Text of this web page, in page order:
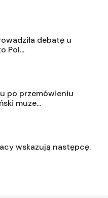
debatę u
Pol...
po przemówieniu
muze...
wskazują następcę.